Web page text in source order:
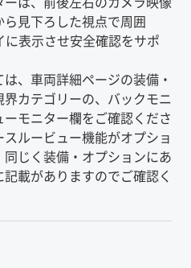
見下ろした視点で周囲
表示させ安全確認をサポ
、車両詳細ページの装備・
カテゴリーの、バックモニ
モニター欄をご確認くださ
ルービュー機能がオプショ
じく装備・オプションにあ
載がありますのでご確認く